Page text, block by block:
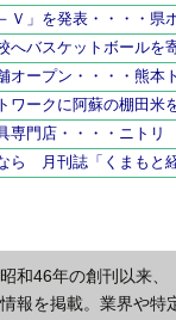
Ｖ」を発表・・・・県
へバスケットボールを
オープン・・・・熊本
ワークに阿蘇の棚田米
専門店・・・・ニトリ
ら 月刊誌「くまもと経
昭和46年の創刊以来
報を掲載。業界や